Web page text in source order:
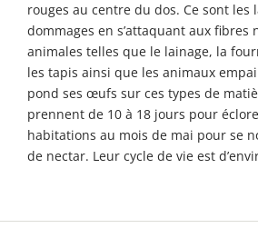
Exterminateur
Rosemont / La
Petite Patrie
Exterminateur
Rivière-des-
Prairies
Exterminateur
rouges au centre du dos. Ce sont les
dommages en s’attaquant aux fibres
animales telles que le lainage, la
les tapis ainsi que les animaux
pond ses œufs sur ces types de
prennent de 10 à 18 jours pour
habitations au mois de mai pour se
de nectar. Leur cycle de vie est